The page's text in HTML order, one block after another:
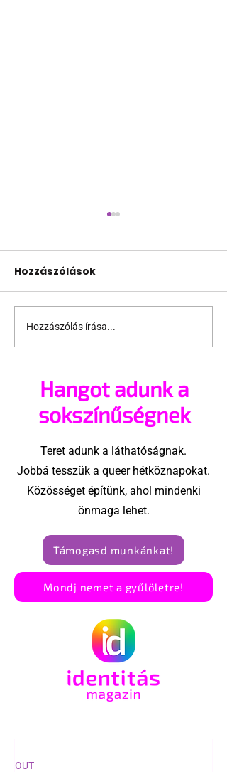
Terrortámadás
árnyékában tartják
Amszterdamban
Hozzászólások
Hozzászólás írása...
Hangot adunk a
sokszínűségnek
Teret adunk a láthatóságnak.
Jobbá tesszük a queer hétköznapokat.
Közösséget építünk, ahol mindenki
önmaga lehet.
Támogasd munkánkat!
Mondj nemet a gyűlöletre!
OUT